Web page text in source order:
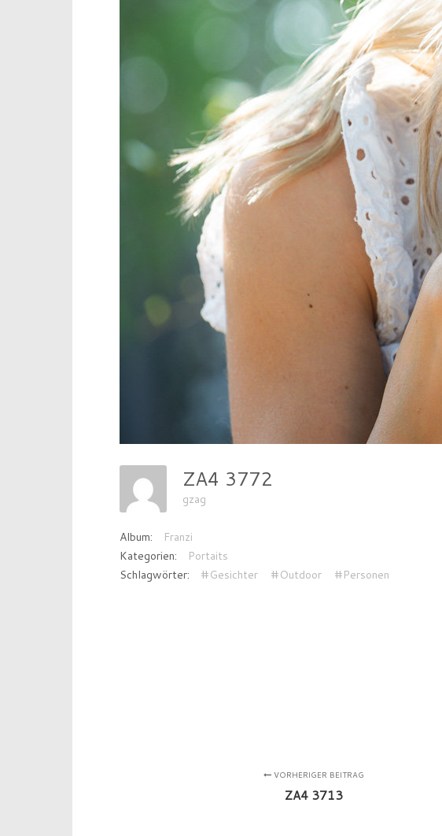
ZA4 3772
gzag
Album:
Franzi
Kategorien:
Portaits
Schlagwörter:
#Gesichter #Outdoor #Personen
VORHERIGER BEITRAG
ZA4 3713